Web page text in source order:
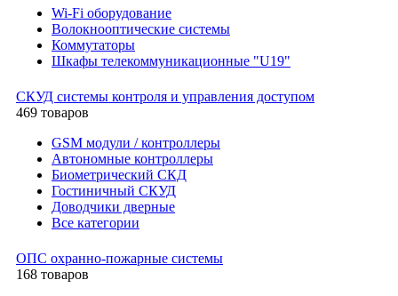
Wi-Fi оборудование
Волокнооптические системы
Коммутаторы
Шкафы телекоммуникационные "U19"
СКУД системы контроля и управления доступом
469 товаров
GSM модули / контроллеры
Автономные контроллеры
Биометрический СКД
Гостиничный СКУД
Доводчики дверные
Все категории
ОПС охранно-пожарные системы
168 товаров